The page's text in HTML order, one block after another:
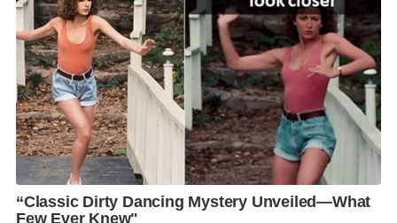
โปรแกรมสร้างสุขภาพให้แข็งแรงที่ศูนย์สุขภาพที่รัฐ
จัดหาให้ใกล้บ้าน โดยตั้งเป้าลด 3 โรคสำคัญ ประกอบไป
ด้วยโรคความดันสูง โรคไขมันอุดตัน และโรคเบาหวาน
และ
4.นโยบายบำนาญประชาชน 3,000 บาท จะเป็นกำลังซื้อ
มหาศาลที่จะทำให้เศรษฐกิจไทยฟื้นตัว และหมุนเวียนใน
ชุมชน จากการที่ผู้สูงวัยก็จะนำไปใช้จ่ายในชีวิตประจำวัน
ส่งผลทำให้เศรษฐกิจในภาพรวมดีตามมาอีกด้วย